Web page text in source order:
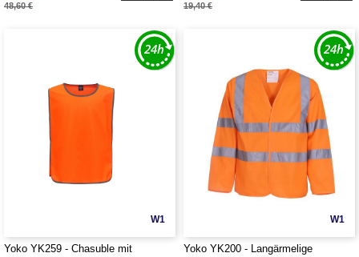
48,60 € 19,40 €
W1
Yoko YK259 - Chasuble mit
W1
Yoko YK200 - Langärmelige